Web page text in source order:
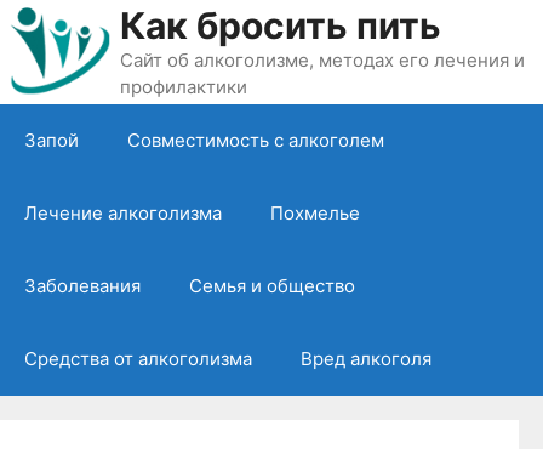
Перейти
содержимому
Как бросить пить
Сайт об алкоголизме, методах его лечения и
профилактики
Запой Совместимость с алкоголем
Лечение алкоголизма Похмелье
Заболевания Семья и общество
Средства от алкоголизма Вред алкоголя